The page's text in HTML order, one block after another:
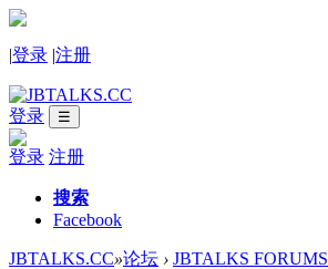
|登录 |注册
登录 ☰
登录 注册
搜索
Facebook
JBTALKS.CC»论坛 › JBTALKS FORUMS